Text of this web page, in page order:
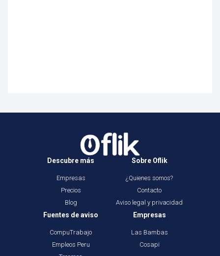
Descubre más
Empresas
Precios
Blog
Sobre Oflik
¿Quienes somos?
Contacto
Aviso legal y privacidad
Fuentes de aviso
CompuTrabajo
Empleos Peru
Empresas
Las Bambas
Cosapi